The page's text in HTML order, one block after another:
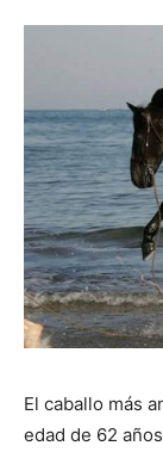
El caballo más
edad de 62